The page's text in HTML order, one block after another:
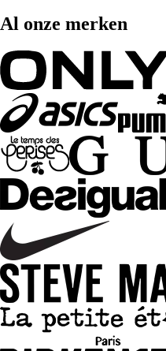
Al onze merken